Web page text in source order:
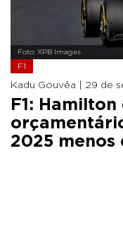
Foto: XPB Images
F1
Kadu Gouvêa | 29 de
F1:
2025